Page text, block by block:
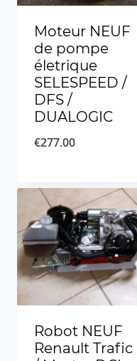
Moteur NEUF
de pompe
életrique
SELESPEED /
DFS /
DUALOGIC
€277.00
Robot NEUF
Renault Trafic